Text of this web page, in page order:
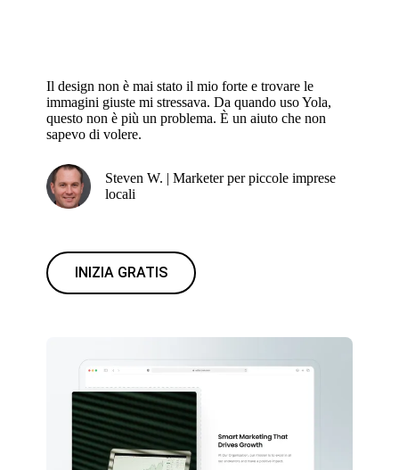
Il design non è mai stato il mio forte e trovare le
immagini giuste mi stressava. Da quando uso Yola,
questo non è più un problema. È un aiuto che non
sapevo di volere.
Steven W. | Marketer per piccole imprese
locali
INIZIA GRATIS